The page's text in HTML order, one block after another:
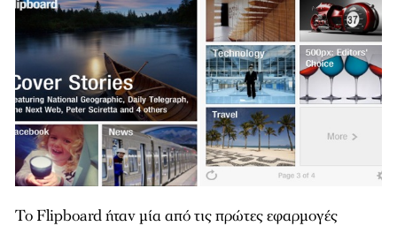
Το Flipboard ήταν μία από τις πρώτες εφαρμογές